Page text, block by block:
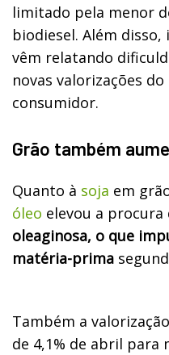
limitado pela menor
biodiesel. Além
vêm relatando
novas valorizações
consumidor.
Grão também
Quanto à soja em
óleo elevou a
oleaginosa, o que
matéria-prima
Também a
de 4,1% de abril para